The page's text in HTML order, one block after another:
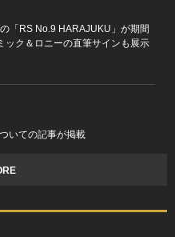
「RS No.9 HARAJUKU」が期間
ック＆ロニーの直筆サインも展示
いての記事が掲載